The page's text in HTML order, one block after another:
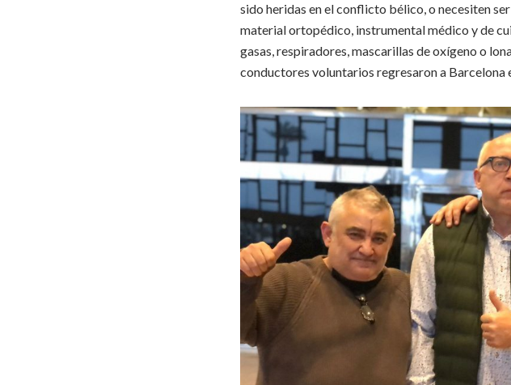
sido heridas en el conflicto bélico, o necesiten
material ortopédico, instrumental médico y de
gasas, respiradores, mascarillas de oxígeno o
conductores voluntarios regresaron a Barcelona